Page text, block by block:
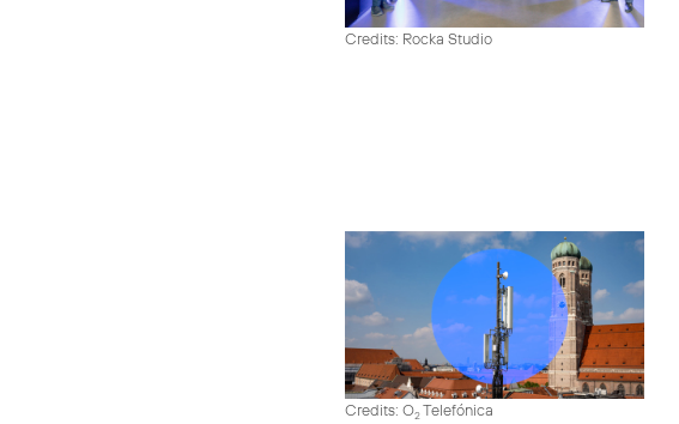
Credits: Rocka Studio
Credits: O2Telefónica